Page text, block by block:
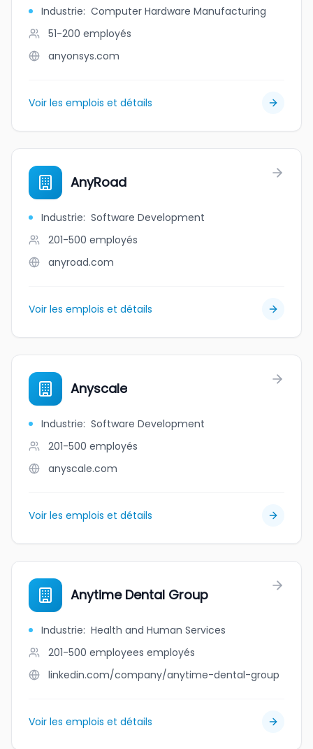
Industrie: Computer Hardware Manufacturing
51-200 employés
anyonsys.com
Voir les emplois et détails
AnyRoad
Industrie: Software Development
201-500 employés
anyroad.com
Voir les emplois et détails
Anyscale
Industrie: Software Development
201-500 employés
anyscale.com
Voir les emplois et détails
Anytime Dental Group
Industrie: Health and Human Services
201-500 employees employés
linkedin.com/company/anytime-dental-group
Voir les emplois et détails